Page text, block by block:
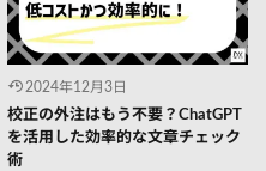
2024年12月3日
校正の外注はもう不要？ChatGPT
を活用した効率的な文章チェック
術